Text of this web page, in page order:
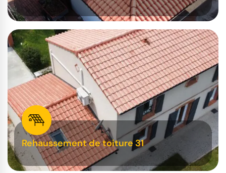
Rehaussement de toiture 31